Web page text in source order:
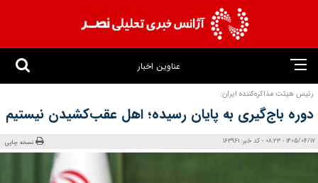
عناوین اخبار
رئیس هیئت مذاکره‌کننده ایران:
دوره باج‌گیری به پایان رسیده؛ اهل عقب‌کشیدن نیستیم
1405/04/17 - 08:23 - کد خبر: 163961 نسخه چاپی